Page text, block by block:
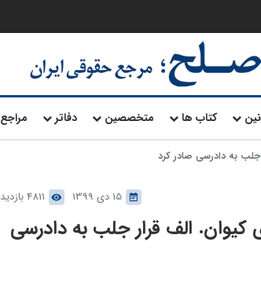
کتاب ها متخصصین دفاتر مراجع
جلب به دادرسی صادر کرد
15 دی 1399 4811 بازدید
کیوان. الف قرار جلب به دادرسی